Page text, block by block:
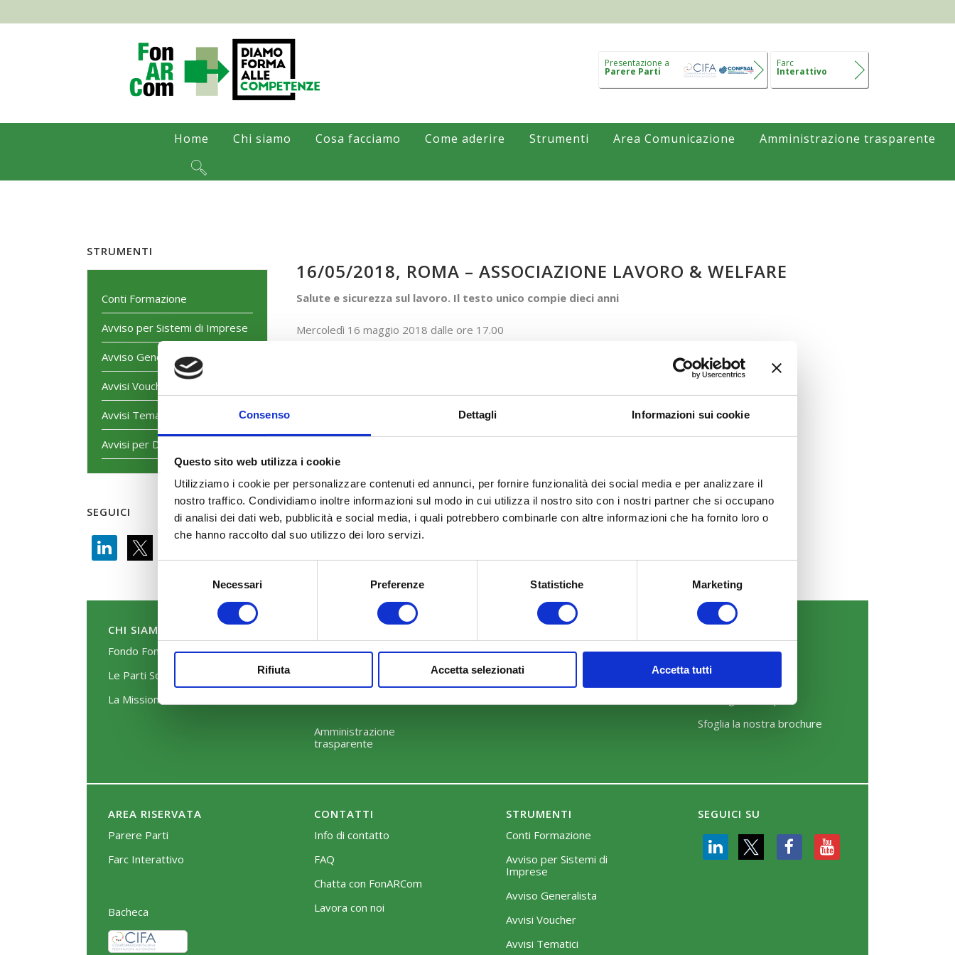
Consenso Dettagli Informazioni sui cookie
Questo sito web utilizza i cookie
Utilizziamo i cookie per personalizzare contenuti ed annunci, per fornire funzionalità dei social media e per analizzare il
nostro traffico. Condividiamo inoltre informazioni sul modo in cui utilizza il nostro sito con i nostri partner che si occupano
di analisi dei dati web, pubblicità e social media, i quali potrebbero combinarle con altre informazioni che ha fornito loro o
che hanno raccolto dal suo utilizzo dei loro servizi.
consenso
Necessari Preferenze Statistiche Marketing
Rifiuta Accetta selezionati Accetta tutti
Presentazione a
Parere Parti
Farc
Interattivo
Home Chi siamo Cosa facciamo Come aderire Strumenti Area Comunicazione Amministrazione trasparente
STRUMENTI
Conti Formazione
Avviso per Sistemi di Imprese
Avviso Generalista
Avvisi Voucher
Avvisi Tematici
Avvisi per Dirigenti
SEGUICI
16/05/2018, ROMA – ASSOCIAZIONE LAVORO & WELFARE
Salute e sicurezza sul lavoro. Il testo unico compie dieci anni
Mercoledì 16 maggio 2018 dalle ore 17.00
CHI SIAMO
Fondo FonARCom
Le Parti Sociali
La Mission
COSA FACCIAMO
Perché scegliere FonARCom
Amministrazione
trasparente
COME ADERIRE
Modalità di adesione
Mobilità e Portabilità
COMUNICAZIONI
News
Eventi
Sfoglia la nostra brochure
AREA RISERVATA
Parere Parti
Farc Interattivo
Bacheca
CONTATTI
Info di contatto
FAQ
Chatta con FonARCom
Lavora con noi
STRUMENTI
Conti Formazione
Avviso per Sistemi di
Imprese
Avviso Generalista
Avvisi Voucher
Avvisi Tematici
SEGUICI SU